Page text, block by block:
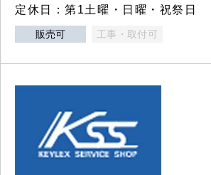
定休日：第1土曜・日曜・祝祭日
販売可 工事・取付可